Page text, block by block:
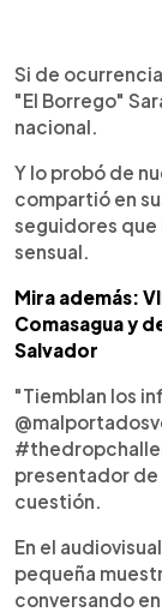
Si de
"El Borrego"
nacional.
Y lo probó de
compartió en
seguidores que
sensual.
Mira además:
Comasagua y
Salvador
"Tiemblan los
presentador de
cuestión.
En el
pequeña
conversando